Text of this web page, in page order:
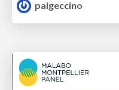
paigeccino